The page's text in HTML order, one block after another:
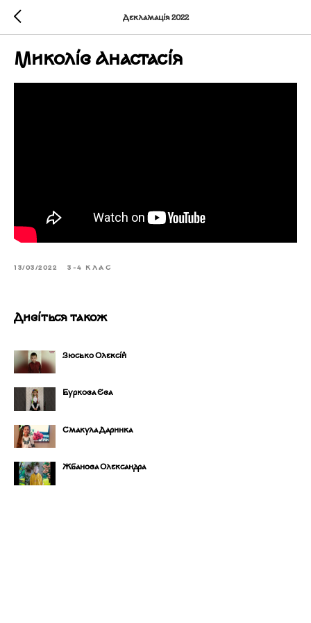
Декламація 2022
Миколів Анастасія
13/03/2022 3-4 КЛАС
Дивіться також
Зюсько Олексій
Буркова Єва
Смакула Даринка
Жбанова Олександра